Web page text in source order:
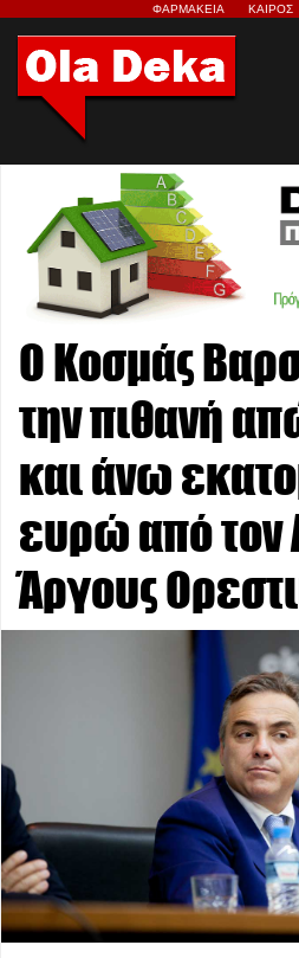
ΦΑΡΜΑΚΕΙΑ ΚΑΙΡΟΣ
Ο Κοσμάς
την πιθανή
και άνω
ευρώ από τον
Άργους